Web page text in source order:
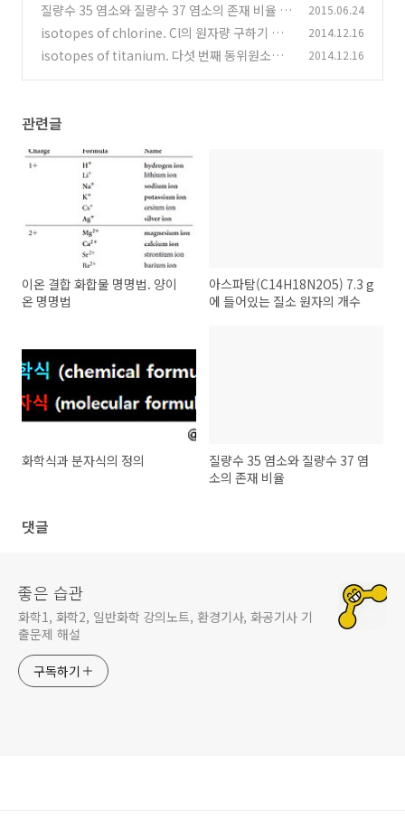
질량수 35 염소와 질량수 37 염소의 존재 비율
(2)
2015.06.24
isotopes of chlorine. Cl의 원자량 구하기 ★
(0)
2014.12.16
isotopes of titanium. 다섯 번째 동위원소의
2014.12.16
관련글
이온 결합 화합물 명명법. 양이
온 명명법
아스파탐(C14H18N2O5) 7.3 g
에 들어있는 질소 원자의 개수
화학식과 분자식의 정의
질량수 35 염소와 질량수 37 염
소의 존재 비율
댓글
좋은 습관
화학1, 화학2, 일반화학 강의노트, 환경기사, 화공기사 기
출문제 해설
구독하기